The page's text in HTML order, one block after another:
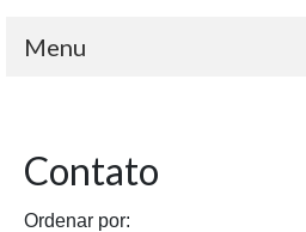
Menu
Contato
Ordenar por: